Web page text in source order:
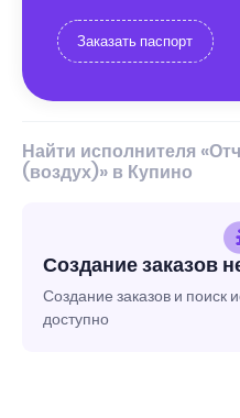
Заказать паспорт
Найти исполнителя
(воздух)» в Купино
Создание заказов
Создание заказов и поиск
доступно